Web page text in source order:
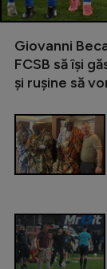
Giovanni
FCSB să își
și rușine să